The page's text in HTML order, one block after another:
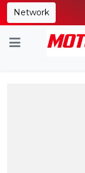
Network